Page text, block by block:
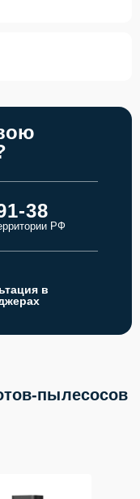
38
РФ
в
пылесосов